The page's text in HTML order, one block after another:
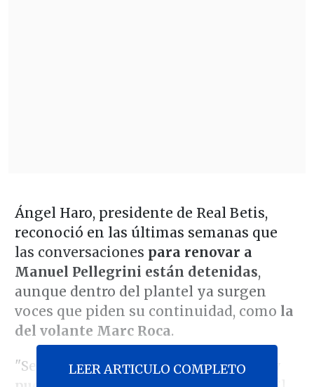
Ángel Haro, presidente de Real Betis,
reconoció en las últimas semanas que
las conversaciones para renovar a
Manuel Pellegrini están detenidas,
aunque dentro del plantel ya surgen
voces que piden su continuidad, como la
del volante Marc Roca.
"Seguro que todo llega a buen puerto
LEER ARTICULO COMPLETO